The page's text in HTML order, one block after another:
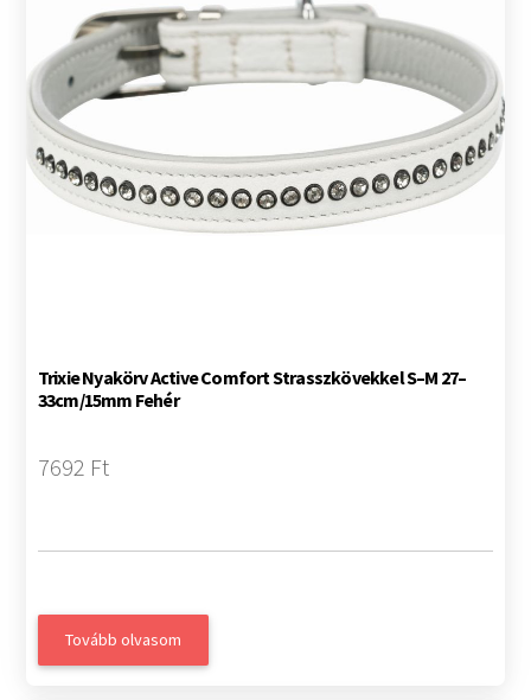
Trixie Nyakörv Active Comfort Strasszkövekkel S–M 27–
33cm/15mm Fehér
7692 Ft
Tovább olvasom